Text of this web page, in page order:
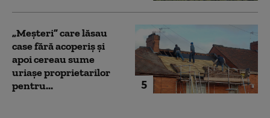
5
„Meșteri” care lăsau
case fără acoperiș și
apoi cereau sume
uriașe proprietarilor
pentru...